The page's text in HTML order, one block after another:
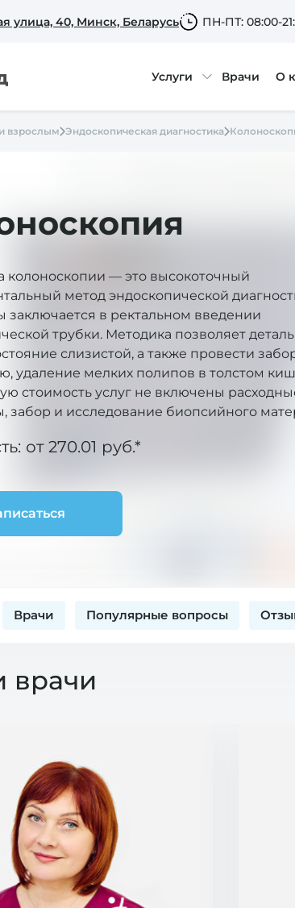
улица, 40, Минск, Беларусь ПН-ПТ: 08:00-
Услуги Врачи О
взрослым Эндоскопическая диагностика
колоноскопии — это высокоточный
метод эндоскопической
заключается в ректальном введении
трубки. Методика позволяет
слизистой, а также провести
удаление мелких полипов в толстом
стоимость услуг не включены
забор и исследование биопсийного
от 270.01 руб.*
Врачи Популярные вопросы
врачи